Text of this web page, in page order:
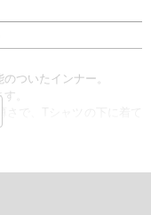
ついたインナー。
。
で、Tシャツの下に着て
、チタンをナノレベルで